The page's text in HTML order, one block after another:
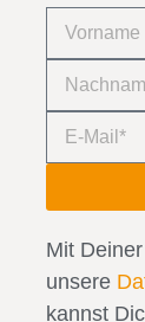
Mit
unsere
kannst